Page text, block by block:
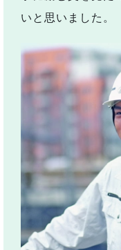
いと思いました。